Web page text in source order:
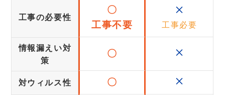
工事の必要性
〇
工事不要
×
工事必要
情報漏えい対
策
〇 ×
対ウィルス性 〇 ×